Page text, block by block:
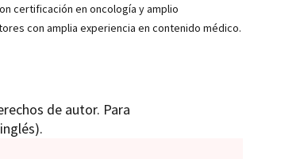
certificación en oncología y amplio
con amplia experiencia en contenido médico.
de autor. Para